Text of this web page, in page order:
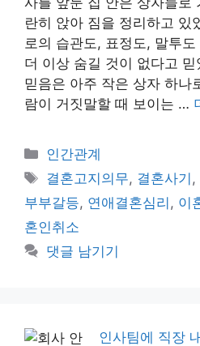
란히 앉아 짐을 정리하고 있
로의 습관도, 표정도, 말투
더 이상 숨길 것이 없다고
믿음은 아주 작은 상자 하
람이 거짓말할 때 보이는 …
카
테
리
인간관계
태
그
결혼고지의무, 결혼사기 ,
부부갈등, 연애결혼심리 , 이
혼인취소
댓글 남기기
인사팀에 직장